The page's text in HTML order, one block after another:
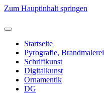
Zum Hauptinhalt springen
Startseite
Pyrografie, Brandmalerei
Schriftkunst
Digitalkunst
Ornamentik
DG